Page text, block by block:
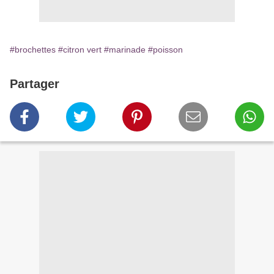
#brochettes #citron vert #marinade #poisson
Partager